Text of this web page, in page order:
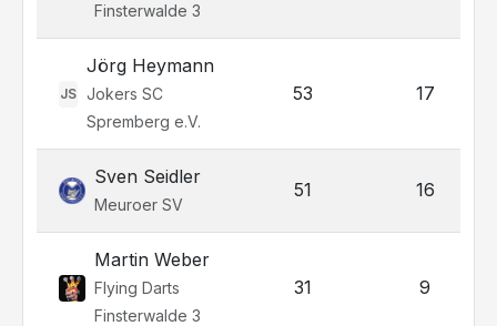
Finsterwalde 3
JS
Jörg Heymann
Jokers SC
Spremberg e.V.
53 17
Sven Seidler
Meuroer SV
51 16
Martin Weber
Flying Darts
Finsterwalde 3
31 9